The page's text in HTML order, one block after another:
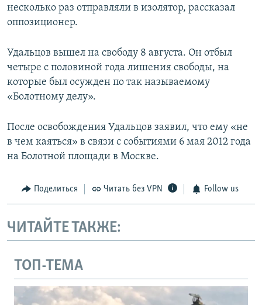
несколько раз отправляли в изолятор, рассказал
оппозиционер.
Удальцов вышел на свободу 8 августа. Он отбыл
четыре с половиной года лишения свободы, на
которые был осужден по так называемому
«Болотному делу».
После освобождения Удальцов заявил, что ему «не
в чем каяться» в связи с событиями 6 мая 2012 года
на Болотной площади в Москве.
Поделиться Читать без VPN Follow us
ЧИТАЙТЕ ТАКЖЕ:
ТОП-ТЕМА